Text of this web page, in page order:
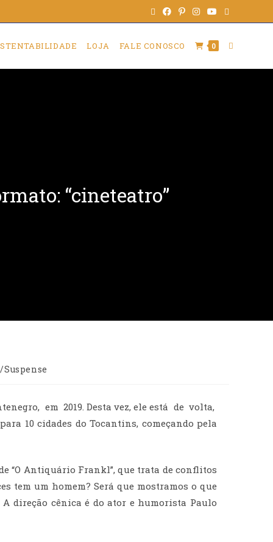
LOJA FALE CONOSCO 0
“cineteatro”
em 2019. Desta vez, ele está de volta,
10 cidades do Tocantins, começando pela
“O Antiquário Frankl”, que trata de conflitos
tem um homem? Será que mostramos o que
A direção cênica é do ator e humorista Paulo